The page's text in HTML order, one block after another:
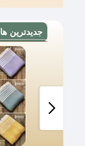
جدیدترین ها